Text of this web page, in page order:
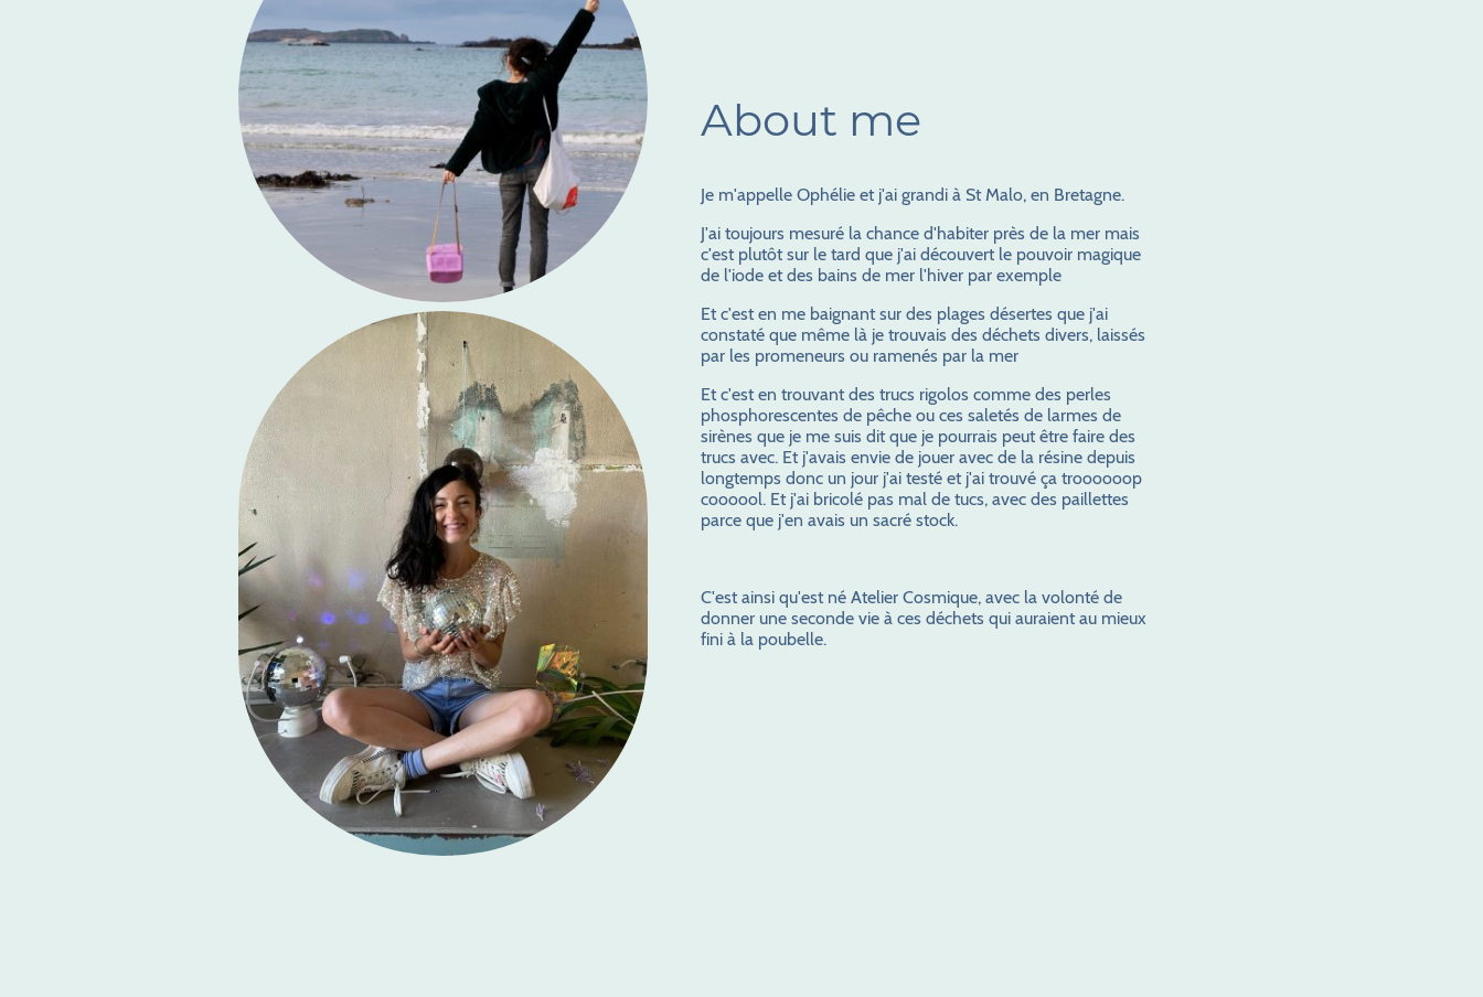
About me
Je m'appelle Ophélie et j'ai grandi à St Malo, en Bretagne.
J'ai toujours mesuré la chance d'habiter près de la mer mais
c'est plutôt sur le tard que j'ai découvert le pouvoir magique
de l'iode et des bains de mer l'hiver par exemple
Et c'est en me baignant sur des plages désertes que j'ai
constaté que même là je trouvais des déchets divers, laissés
par les promeneurs ou ramenés par la mer
Et c'est en trouvant des trucs rigolos comme des perles
phosphorescentes de pêche ou ces saletés de larmes de
sirènes que je me suis dit que je pourrais peut être faire des
trucs avec. Et j'avais envie de jouer avec de la résine depuis
longtemps donc un jour j'ai testé et j'ai trouvé ça troooooop
coooool. Et j'ai bricolé pas mal de tucs, avec des paillettes
parce que j'en avais un sacré stock.
C'est ainsi qu'est né Atelier Cosmique, avec la volonté de
donner une seconde vie à ces déchets qui auraient au mieux
fini à la poubelle.